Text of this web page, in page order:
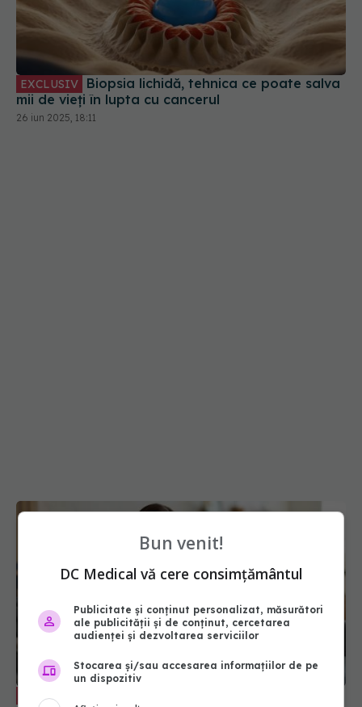
EXCLUSIV Biopsia lichidă, tehnica ce poate salva
mii de vieți în lupta cu cancerul
26 iun 2025, 18:11
EXCLUSIV Semnele de alarmă din sarcină care
trebuie să te trimită la medic. Dr. Ingrid Gheorghe
Bun venit!
DC Medical vă cere consimțământul
Publicitate și conținut personalizat, măsurători
ale publicității și de conținut, cercetarea
audienței și dezvoltarea serviciilor
Stocarea și/sau accesarea informațiilor de pe
un dispozitiv